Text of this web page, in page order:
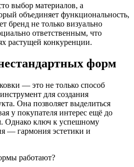
выбор материалов, а
объединяет функциональность,
бренд не только визуально
ответственным, что
растущей конкуренции.
форм
— это не только способ
для создания
Она позволяет выделиться
у покупателя интерес ещё до
Однако ключ к успешному
— гармония эстетики и
работают?